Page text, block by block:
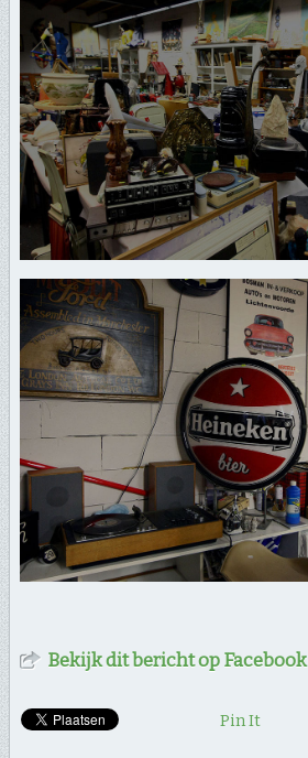
Bekijk dit bericht op Facebook
Pin It